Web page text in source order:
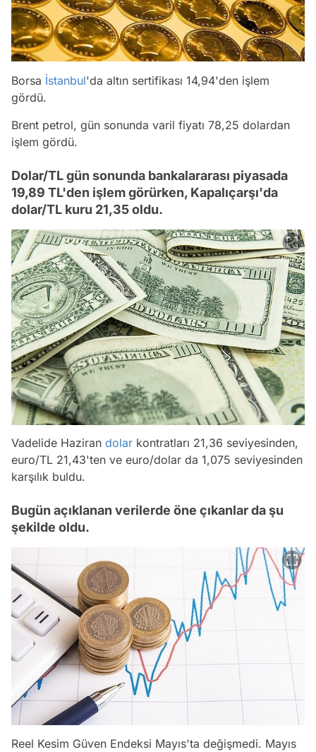
Borsa İstanbul'da altın sertifikası 14,94'den işlem
gördü.
Brent petrol, gün sonunda varil fiyatı 78,25 dolardan
işlem gördü.
Dolar/TL gün sonunda bankalararası piyasada
19,89 TL'den işlem görürken, Kapalıçarşı'da
dolar/TL kuru 21,35 oldu.
Vadelide Haziran dolar kontratları 21,36 seviyesinden,
euro/TL 21,43'ten ve euro/dolar da 1,075 seviyesinden
karşılık buldu.
Bugün açıklanan verilerde öne çıkanlar da şu
şekilde oldu.
Reel Kesim Güven Endeksi Mayıs'ta değişmedi. Mayıs